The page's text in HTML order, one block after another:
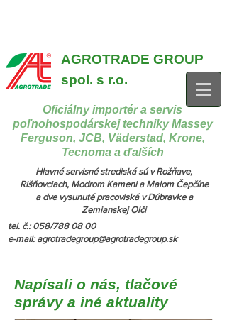
AGROTRADE GROUP
spol. s r.o.
Oficiálny importér a servis
poľnohospodárskej techniky Massey
Ferguson, JCB, Väderstad, Krone,
Tecnoma a ďalších
Hlavné servisné strediská sú v Rožňave,
Rišňovciach, Modrom Kameni a Malom Čepčíne
a dve vysunuté pracoviská v Dúbravke a
Zemianskej Olči
tel. č.: 058/788 08 00
e-mail: agrotradegroup@agrotradegroup.sk
Napísali o nás, tlačové
správy a iné aktuality